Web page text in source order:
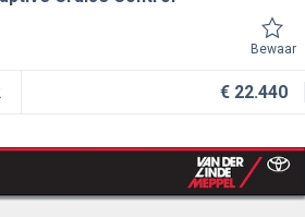
Bewaar
€ 22.440